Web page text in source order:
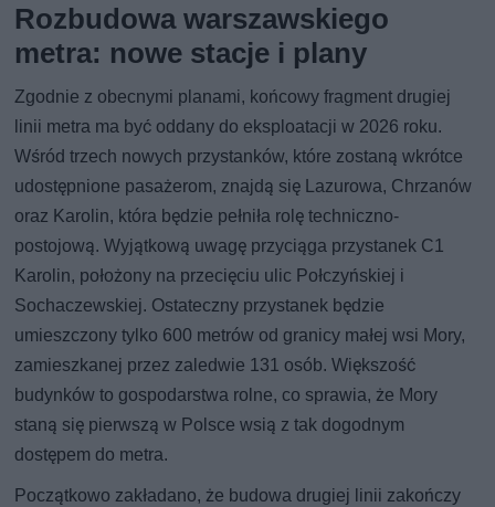
Rozbudowa warszawskiego
metra: nowe stacje i plany
Zgodnie z obecnymi planami, końcowy fragment drugiej
linii metra ma być oddany do eksploatacji w 2026 roku.
Wśród trzech nowych przystanków, które zostaną wkrótce
udostępnione pasażerom, znajdą się Lazurowa, Chrzanów
oraz Karolin, która będzie pełniła rolę techniczno-
postojową. Wyjątkową uwagę przyciąga przystanek C1
Karolin, położony na przecięciu ulic Połczyńskiej i
Sochaczewskiej. Ostateczny przystanek będzie
umieszczony tylko 600 metrów od granicy małej wsi Mory,
zamieszkanej przez zaledwie 131 osób. Większość
budynków to gospodarstwa rolne, co sprawia, że Mory
staną się pierwszą w Polsce wsią z tak dogodnym
dostępem do metra.
Początkowo zakładano, że budowa drugiej linii zakończy